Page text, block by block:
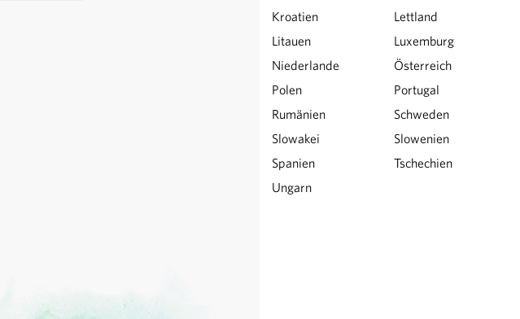
Kroatien
Lettland
Litauen
Luxemburg
Niederlande
Österreich
Polen
Portugal
Rumänien
Schweden
Slowakei
Slowenien
Spanien
Tschechien
Ungarn